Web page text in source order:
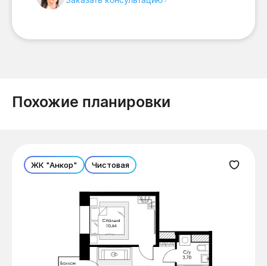
Похожие планировки
ЖК "Анкор" Чистовая